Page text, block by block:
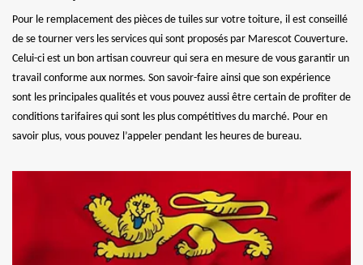
Pour le remplacement des pièces de tuiles sur votre toiture, il est conseillé
de se tourner vers les services qui sont proposés par Marescot Couverture.
Celui-ci est un bon artisan couvreur qui sera en mesure de vous garantir un
travail conforme aux normes. Son savoir-faire ainsi que son expérience
sont les principales qualités et vous pouvez aussi être certain de profiter de
conditions tarifaires qui sont les plus compétitives du marché. Pour en
savoir plus, vous pouvez l’appeler pendant les heures de bureau.